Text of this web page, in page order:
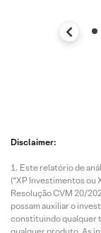
Disclaimer:
Este relatório de
(“XP Investimentos ou
Resolução CVM 20/
possam auxiliar o
constituindo qualquer